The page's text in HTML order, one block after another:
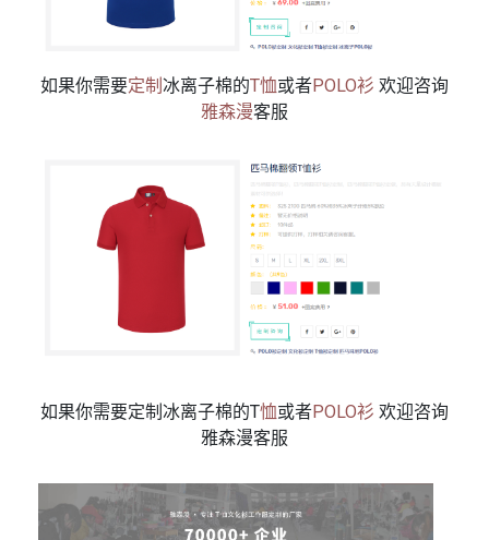
如果你需要定制 冰离子棉的T恤或者POLO衫 欢迎咨询
雅森漫客服
如果你需要定制冰离子棉的T恤或者POLO衫 欢迎咨询
雅森漫客服